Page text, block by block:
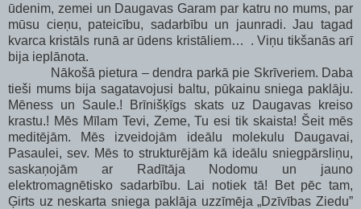
ūdenim, zemei un Daugavas Garam par katru no mums, par
mūsu cieņu, pateicību, sadarbību un jaunradi. Jau tagad
kvarca kristāls runā ar ūdens kristāliem… . Viņu tikšanās arī
bija ieplānota.
Nākošā pietura – dendra parkā pie Skrīveriem. Daba
tieši mums bija sagatavojusi baltu, pūkainu sniega paklāju.
Mēness un Saule.! Brīnišķīgs skats uz Daugavas kreiso
krastu.! Mēs Mīlam Tevi, Zeme, Tu esi tik skaista! Šeit mēs
meditējām. Mēs izveidojām ideālu molekulu Daugavai,
Pasaulei, sev. Mēs to strukturējām kā ideālu sniegpārsliņu,
saskaņojām ar Radītāja Nodomu un jauno
elektromagnētisko sadarbību. Lai notiek tā! Bet pēc tam,
Ģirts uz neskarta sniega paklāja uzzīmēja „Dzīvības Ziedu”